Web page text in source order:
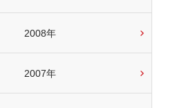
2008年
2007年